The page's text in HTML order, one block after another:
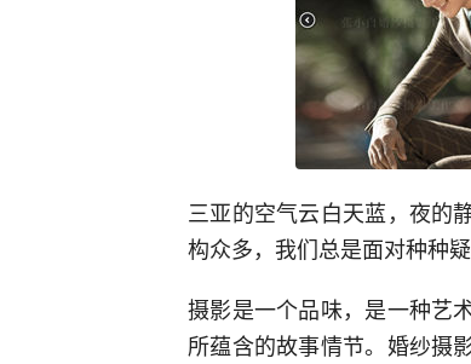
三亚的空气云白天蓝，夜的
构众多，我们总是面对种种
摄影是一个品味，是一种艺
所蕴含的故事情节。婚纱摄